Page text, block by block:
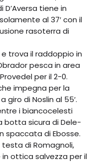
D’Aversa tiene in
al 37′ con il
rasoterra di
trova il raddoppio in
pesca in area
per il 2-0.
impegna per la
di Noslin al 55′.
i biancocelesti
botta sicura di Dele-
spaccata di Ebosse.
testa di Romagnoli,
ottica salvezza per il